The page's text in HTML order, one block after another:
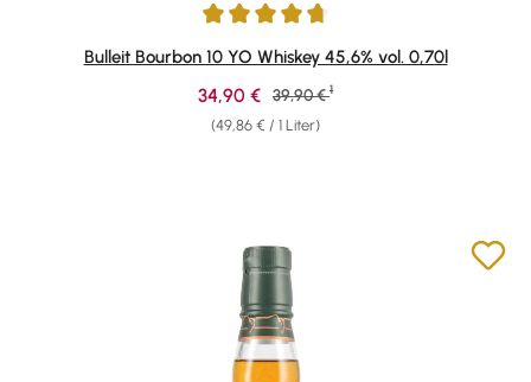
Durchschnittliche Bewertung von 4.79 von 5 Sternen
Bulleit Bourbon 10 YO Whiskey 45,6% vol. 0,70l
(49,86 € / 1 Liter)
Verkaufspreis:
34,90 € Regulärer Preis:
39,90 € 1